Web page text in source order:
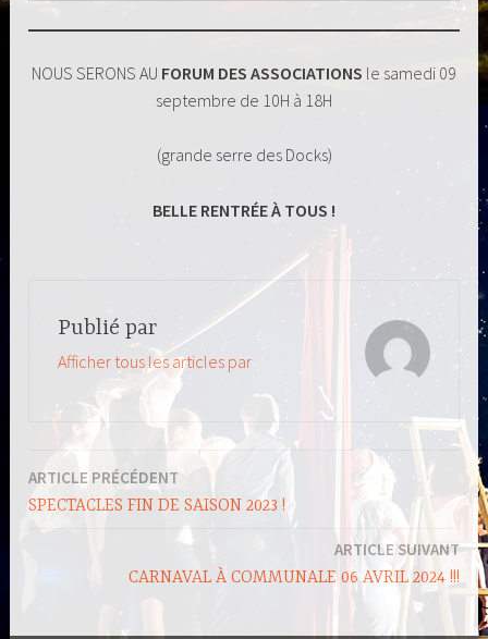
NOUS SERONS AU FORUM DES ASSOCIATIONS le samedi 09
septembre de 10H à 18H
(grande serre des Docks)
BELLE RENTRÉE À TOUS !
Publié par
Afficher tous les articles par
Navigation
de
ARTICLE PRÉCÉDENT
SPECTACLES FIN DE SAISON 2023 !
ARTICLE SUIVANT
CARNAVAL À COMMUNALE 06 AVRIL 2024 !!!